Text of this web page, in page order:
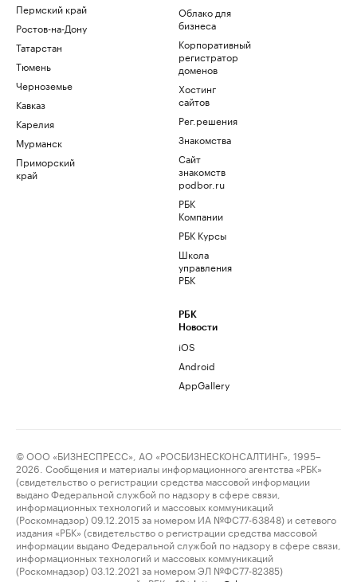
Пермский край
Ростов-на-Дону
Татарстан
Тюмень
Черноземье
Кавказ
Карелия
Мурманск
Приморский
край
Облако для
бизнеса
Корпоративный
регистратор
доменов
Хостинг
сайтов
Рег.решения
Знакомства
Сайт
знакомств
podbor.ru
РБК
Компании
РБК Курсы
Школа
управления
РБК
РБК
Новости
iOS
Android
AppGallery
© ООО «БИЗНЕСПРЕСС», АО «РОСБИЗНЕСКОНСАЛТИНГ», 1995–
2026. Сообщения и материалы информационного агентства «РБК»
(свидетельство о регистрации средства массовой информации
выдано Федеральной службой по надзору в сфере связи,
информационных технологий и массовых коммуникаций
(Роскомнадзор) 09.12.2015 за номером ИА №ФС77-63848) и сетевого
издания «РБК» (свидетельство о регистрации средства массовой
информации выдано Федеральной службой по надзору в сфере связи,
информационных технологий и массовых коммуникаций
(Роскомнадзор) 03.12.2021 за номером ЭЛ №ФС77-82385)